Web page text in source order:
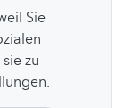
Sie
zu